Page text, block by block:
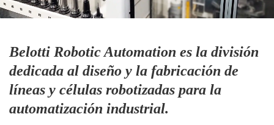
Belotti Robotic Automation es la división
dedicada al diseño y la fabricación de
líneas y células robotizadas para la
automatización industrial.